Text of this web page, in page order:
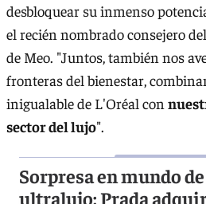
desbloquear su inmenso
el recién nombrado consejero
de Meo. "Juntos, también nos
fronteras del bienestar,
inigualable de L'Oréal con
sector del lujo".
Sorpresa en mundo
ultralujo: Prada